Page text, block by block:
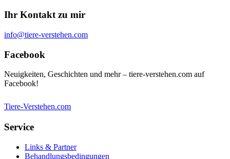
Ihr Kontakt zu mir
info@tiere-verstehen.com
Facebook
Neuigkeiten, Geschichten und mehr – tiere-verstehen.com auf
Facebook!
Tiere-Verstehen.com
Service
Links & Partner
Behandlungsbedingungen